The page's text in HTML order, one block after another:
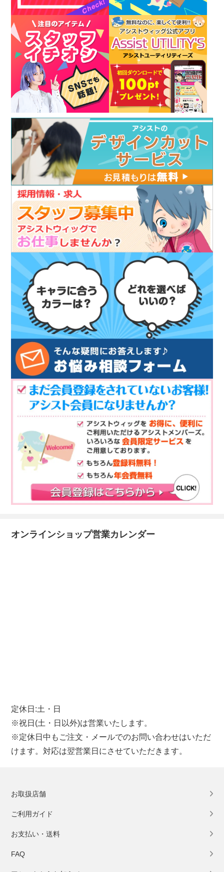
オンラインショップ営業カレンダー
定休日:土・日
※祝日(土・日以外)は営業いたします。
※定休日中もご注文・メールでのお問い合わせはいただ
けます。対応は翌営業日にさせていただきます。
お取扱店舗
ご利用ガイド
お支払い・送料
FAQ